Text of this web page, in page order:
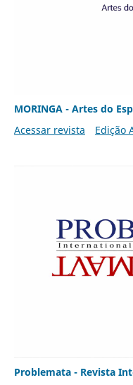
MORINGA - Artes do
Acessar revista
Edição
Problemata - Revista